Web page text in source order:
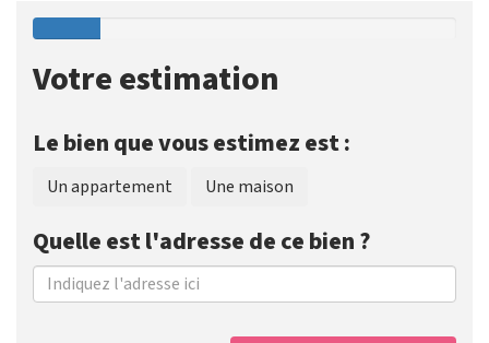
Votre estimation
Le bien que vous estimez est :
Un appartement Une maison
Quelle est l'adresse de ce bien ?